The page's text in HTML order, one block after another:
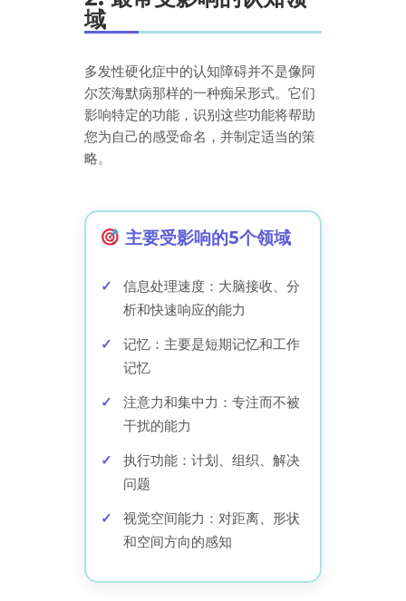
域
多发性硬化症中的认知障碍并不是像阿
尔茨海默病那样的一种痴呆形式。它们
影响特定的功能，识别这些功能将帮助
您为自己的感受命名，并制定适当的策
略。
主要受影响的5个领域
信息处理速度：大脑接收、分
析和快速响应的能力
记忆：主要是短期记忆和工作
记忆
注意力和集中力：专注而不被
干扰的能力
执行功能：计划、组织、解决
问题
视觉空间能力：对距离、形状
和空间方向的感知